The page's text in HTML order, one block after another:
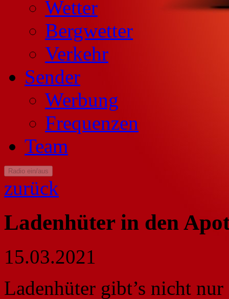
Wetter
Bergwetter
Verkehr
Sender
Werbung
Frequenzen
Team
Radio ein/aus
zurück
Ladenhüter in den
15.03.2021
Ladenhüter gibt’s nicht